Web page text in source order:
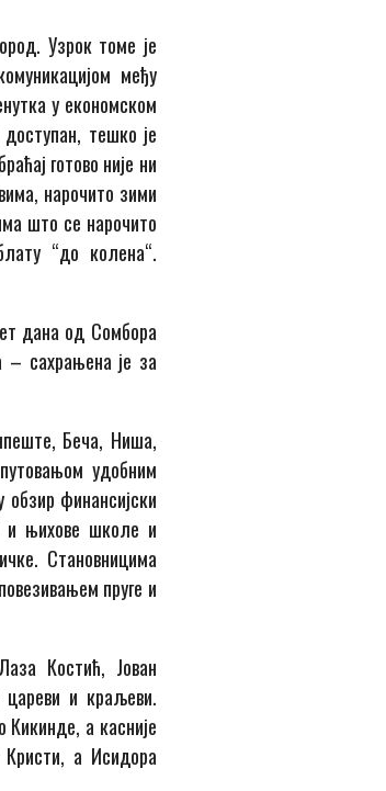
Узрок томе је
међу
у економском
тешко је
готово није ни
нарочито зими
што се нарочито
“до колена“.
дана од Сомбора
– сахрањена је за
Беча, Ниша,
удобним
финансијски
и њихове школе и
Становницима
пруге и
Костић, Јован
и краљеви.
Кикинде, а касније
а Исидора